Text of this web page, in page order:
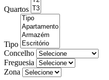
Quartos
Tipo
Concelho
Freguesia
Zona